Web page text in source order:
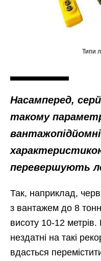
Типи
Насамперед,
такому
перевершують
Так, наприклад,
з вантажем до 8
висоту 10-12 метрів.
нездатні на такі
вдасться